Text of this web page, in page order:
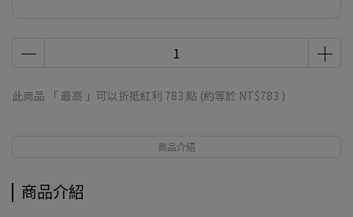
此商品 「 最高 」可以折抵紅利 783 點 (約等於 NT$783 )
商品介紹
商品介紹